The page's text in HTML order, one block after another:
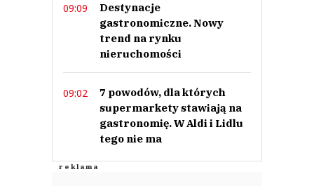
09:09
Destynacje
gastronomiczne. Nowy
trend na rynku
nieruchomości
09:02
7 powodów, dla których
supermarkety stawiają na
gastronomię. W Aldi i Lidlu
tego nie ma